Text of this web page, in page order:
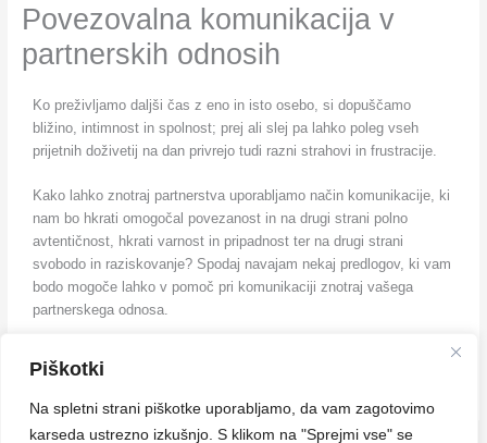
Piškotki
Na spletni strani piškotke uporabljamo, da vam zagotovimo
karseda ustrezno izkušnjo. S klikom na "Sprejmi vse" se
Povezovalna komunikacija v
partnerskih odnosih
Ko preživljamo daljši čas z eno in isto osebo, si dopuščamo
bližino, intimnost in spolnost; prej ali slej pa lahko poleg vseh
prijetnih doživetij na dan privrejo tudi razni strahovi in frustracije.
Kako lahko znotraj partnerstva uporabljamo način komunikacije, ki
nam bo hkrati omogočal povezanost in na drugi strani polno
avtentičnost, hkrati varnost in pripadnost ter na drugi strani
svobodo in raziskovanje? Spodaj navajam nekaj predlogov, ki vam
bodo mogoče lahko v pomoč pri komunikaciji znotraj vašega
partnerskega odnosa.